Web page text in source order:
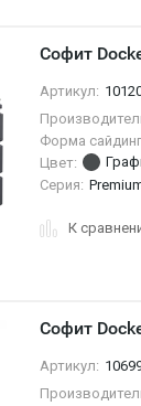
Софит
Артикул:
Форма
Цвет:
Серия:
К
Софит
Артикул: